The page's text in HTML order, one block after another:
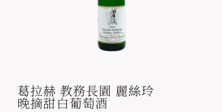
葛拉赫 教務長園 麗絲玲
晚摘甜白葡萄酒